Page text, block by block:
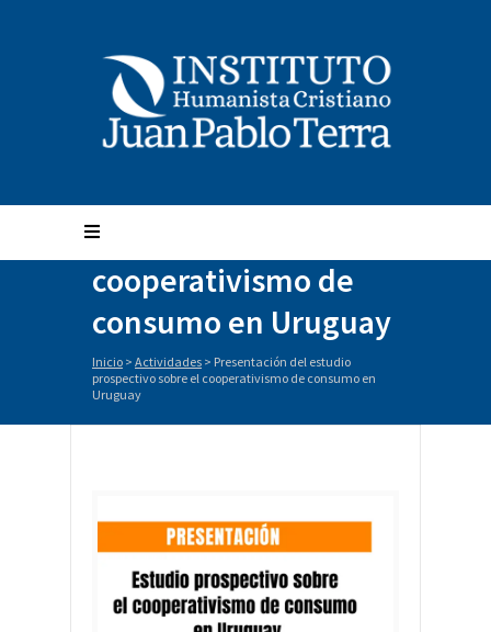
Presentación del
estudio prospectivo
sobre el
cooperativismo de
consumo en Uruguay
Inicio > Actividades > Presentación del estudio
prospectivo sobre el cooperativismo de consumo en
Uruguay